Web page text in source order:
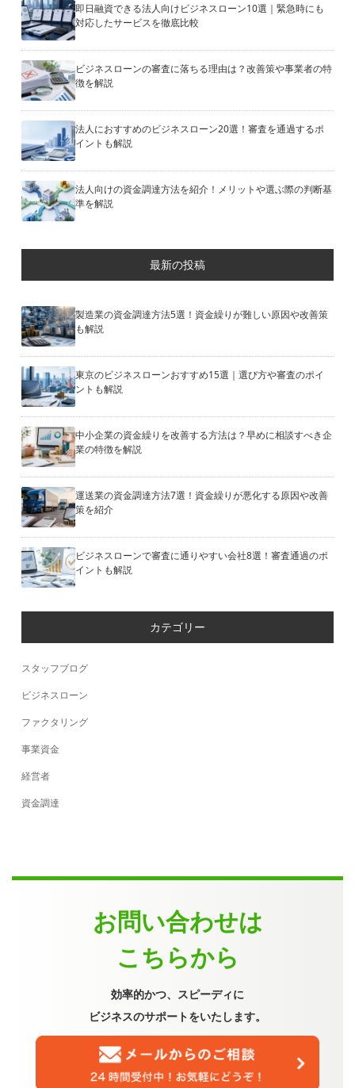
即日融資できる法人向けビジネスローン10選｜緊急時にも
対応したサービスを徹底比較
ビジネスローンの審査に落ちる理由は？改善策や事業者の特
徴を解説
法人におすすめのビジネスローン20選！審査を通過するポ
イントも解説
法人向けの資金調達方法を紹介！メリットや選ぶ際の判断基
準を解説
最新の投稿
製造業の資金調達方法5選！資金繰りが難しい原因や改善策
も解説
東京のビジネスローンおすすめ15選｜選び方や審査のポイ
ントも解説
中小企業の資金繰りを改善する方法は？早めに相談すべき企
業の特徴を解説
運送業の資金調達方法7選！資金繰りが悪化する原因や改善
策を紹介
ビジネスローンで審査に通りやすい会社8選！審査通過のポ
イントも解説
カテゴリー
スタッフブログ
ビジネスローン
ファクタリング
事業資金
経営者
資金調達
お問い合わせは
こちらから
効率的かつ、スピーディに
ビジネスのサポートをいたします。